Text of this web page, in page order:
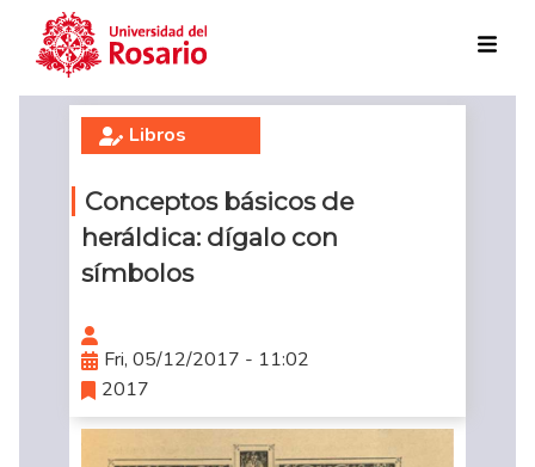
Skip to main content
Libros
Conceptos básicos de
heráldica: dígalo con
símbolos
Fri, 05/12/2017 - 11:02
2017